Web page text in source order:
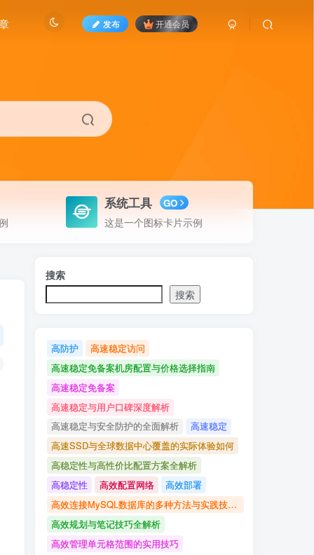
发布 开通会员
系统工具 GO
这是一个图标卡片示例
搜索
搜索
高防护
高速稳定访问
高速稳定免备案机房配置与价格选择指南
高速稳定免备案
高速稳定与用户口碑深度解析
高速稳定与安全防护的全面解析
高速稳定
高速SSD与全球数据中心覆盖的实际体验如何
高稳定性与高性价比配置方案全解析
高稳定性
高效配置网络
高效部署
高效连接MySQL数据库的多种方法与实践技巧详解
高效规划与笔记技巧全解析
高效管理单元格范围的实用技巧